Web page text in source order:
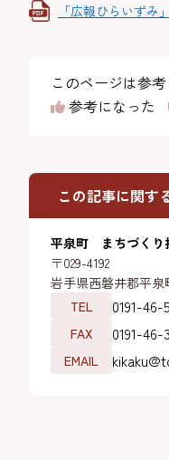
「広報ひらいずみ
このページは参
参考になった
この記事に関す
平泉町 まちづくり
〒029-4192
岩手県西磐井郡平泉
TEL
0191-46-
FAX 0191-46-
EMAIL